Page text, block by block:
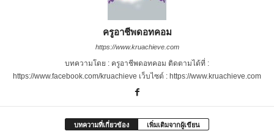
ครูอาชีพดอทคอม
https://www.kruachieve.com
บทความโดย : ครูอาชีพดอทคอม ติดตามได้ที่ :
https://www.facebook.com/kruachieve เว็บไซต์ : https://www.kruachieve.com
บทความที่เกี่ยวข้อง เพิ่มเติมจากผู้เขียน